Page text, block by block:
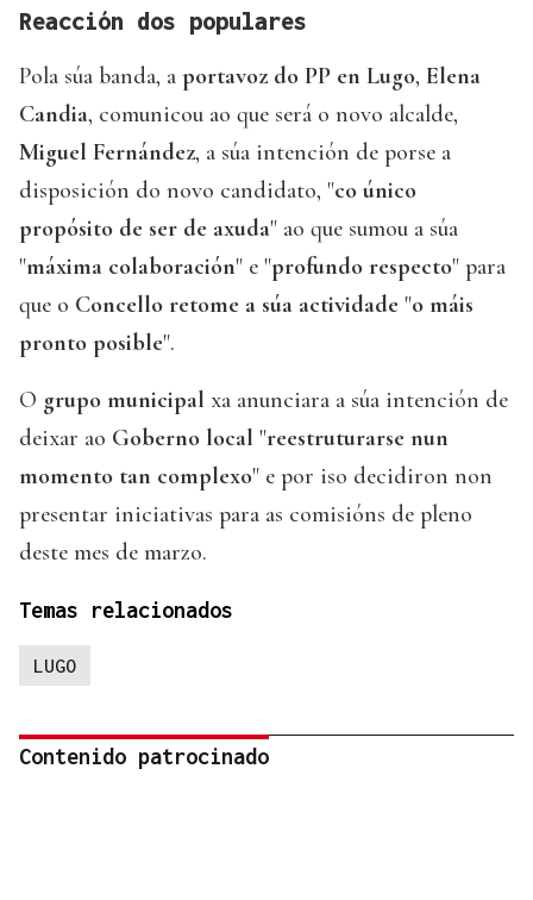
Reacción dos populares
Pola súa banda, a portavoz do PP en Lugo, Elena
Candia, comunicou ao que será o novo alcalde,
Miguel Fernández, a súa intención de porse a
disposición do novo candidato, "co único
propósito de ser de axuda" ao que sumou a súa
"máxima colaboración" e "profundo respecto" para
que o Concello retome a súa actividade "o máis
pronto posible".
O grupo municipal xa anunciara a súa intención de
deixar ao Goberno local "reestruturarse nun
momento tan complexo" e por iso decidiron non
presentar iniciativas para as comisións de pleno
deste mes de marzo.
Temas relacionados
LUGO
Contenido patrocinado